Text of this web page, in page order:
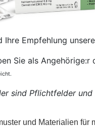
Ihre Empfehlung
Sie als
sind Pflichtfelder
und Materialien für